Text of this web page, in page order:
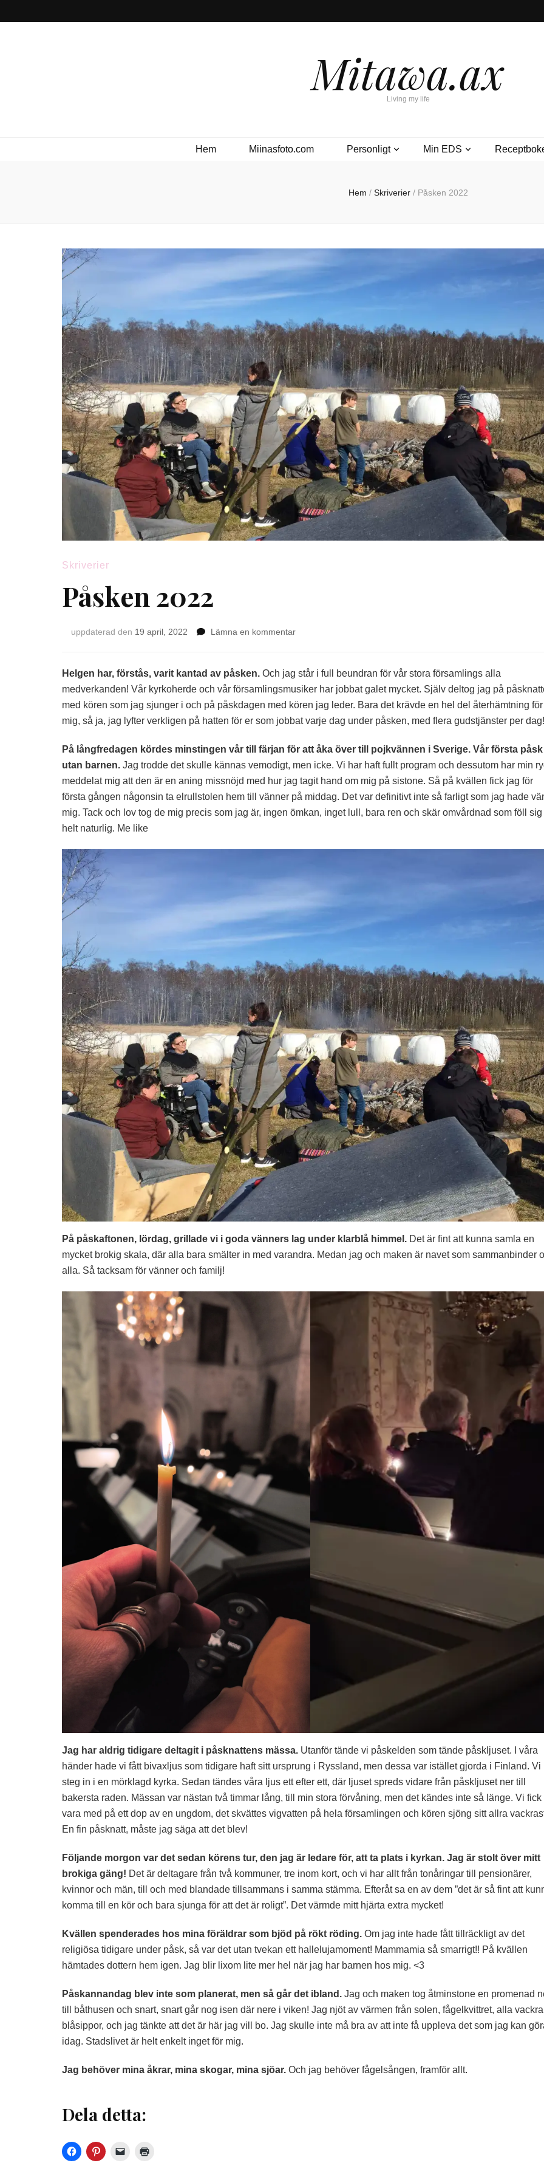
Mitawa.ax
Living my life
Hem Miinasfoto.com Personligt Min EDS
Hem / Skriverier / Påsken 2022
Skriverier
Påsken 2022
uppdaterad den 19 april, 2022 Lämna en kommentarpå
Helgen har, förstås, varit kantad av påsken. Och jag står i full beundran för vår stora församlings alla
medverkanden! Vår kyrkoherde och vår församlingsmusiker har jobbat galet mycket. Själv deltog jag på
med kören som jag sjunger i och på påskdagen med kören jag leder. Bara det krävde en hel del återhämtning för
mig, så ja, jag lyfter verkligen på hatten för er som jobbat varje dag under påsken, med flera gudstjänster per dag!
På långfredagen kördes minstingen vår till färjan för att åka över till pojkvännen i Sverige. Vår första påsk
utan barnen. Jag trodde det skulle kännas vemodigt, men icke. Vi har haft fullt program och dessutom har min
meddelat mig att den är en aning missnöjd med hur jag tagit hand om mig på sistone. Så på kvällen fick jag för
första gången någonsin ta elrullstolen hem till vänner på middag. Det var definitivt inte så farligt som jag hade
mig. Tack och lov tog de mig precis som jag är, ingen ömkan, inget lull, bara ren och skär omvårdnad som föll sig
helt naturlig. Me like
På påskaftonen, lördag, grillade vi i goda vänners lag under klarblå himmel. Det är fint att kunna samla en
mycket brokig skala, där alla bara smälter in med varandra. Medan jag och maken är navet som sammanbinder
alla. Så tacksam för vänner och familj!
Jag har aldrig tidigare deltagit i påsknattens mässa. Utanför tände vi påskelden som tände påskljuset. I våra
händer hade vi fått bivaxljus som tidigare haft sitt ursprung i Ryssland, men dessa var istället gjorda i Finland. Vi
steg in i en mörklagd kyrka. Sedan tändes våra ljus ett efter ett, där ljuset spreds vidare från påskljuset ner till
bakersta raden. Mässan var nästan två timmar lång, till min stora förvåning, men det kändes inte så länge. Vi fick
vara med på ett dop av en ungdom, det skvättes vigvatten på hela församlingen och kören sjöng sitt allra
En fin påsknatt, måste jag säga att det blev!
Följande morgon var det sedan körens tur, den jag är ledare för, att ta plats i kyrkan. Jag är stolt över mitt
brokiga gäng! Det är deltagare från två kommuner, tre inom kort, och vi har allt från tonåringar till pensionärer,
kvinnor och män, till och med blandade tillsammans i samma stämma. Efteråt sa en av dem ”det är så fint att
komma till en kör och bara sjunga för att det är roligt”. Det värmde mitt hjärta extra mycket!
Kvällen spenderades hos mina föräldrar som bjöd på rökt röding. Om jag inte hade fått tillräckligt av det
religiösa tidigare under påsk, så var det utan tvekan ett hallelujamoment! Mammamia så smarrigt!! På kvällen
hämtades dottern hem igen. Jag blir lixom lite mer hel när jag har barnen hos mig. <3
Påskannandag blev inte som planerat, men så går det ibland. Jag och maken tog åtminstone en promenad
till båthusen och snart, snart går nog isen där nere i viken! Jag njöt av värmen från solen, fågelkvittret, alla vackra
blåsippor, och jag tänkte att det är här jag vill bo. Jag skulle inte må bra av att inte få uppleva det som jag kan
idag. Stadslivet är helt enkelt inget för mig.
Jag behöver mina åkrar, mina skogar, mina sjöar. Och jag behöver fågelsången, framför allt.
Dela detta: